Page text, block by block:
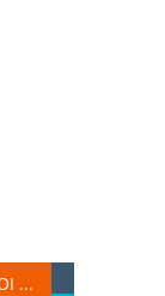
...